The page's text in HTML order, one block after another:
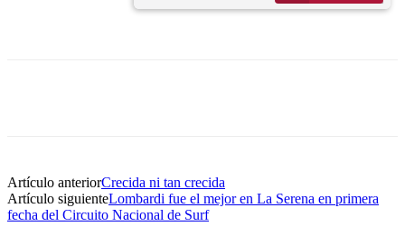
Artículo anteriorCrecida ni tan crecida
Artículo siguienteLombardi fue el mejor en La Serena en primera
fecha del Circuito Nacional de Surf